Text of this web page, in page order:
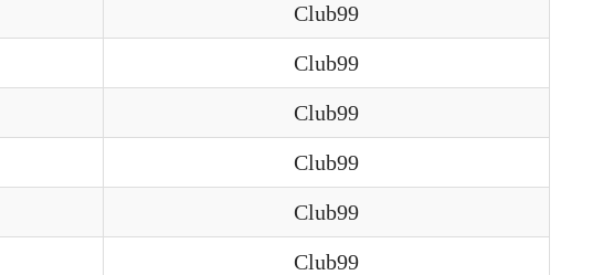
Club99
Club99
Club99
Club99
Club99
Club99